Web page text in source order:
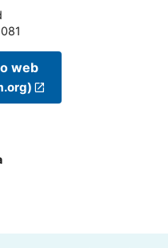
web